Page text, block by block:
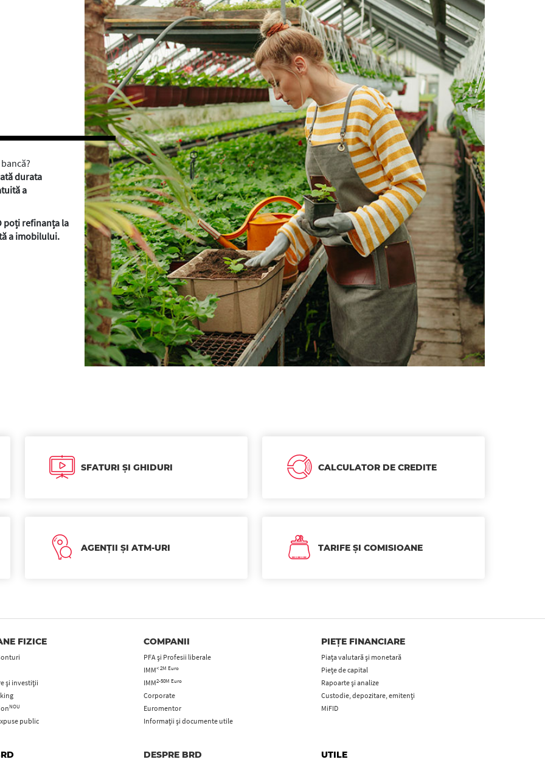
durata
a
poți refinanța la
a imobilului.
SFATURI ȘI GHIDURI CALCULATOR DE CREDITE
AGENȚII ȘI ATM-URI TARIFE ȘI COMISIOANE
FIZICE
și investiții
NOU
public
COMPANII
PFA şi Profesii liberale
IMM< 2M Euro
IMM2-50M Euro
Corporate
Euromentor
Informații și documente utile
PIEȚE FINANCIARE
Piața valutară și monetară
Piețe de capital
Rapoarte și analize
Custodie, depozitare, emitenți
MiFID
DESPRE BRD UTILE